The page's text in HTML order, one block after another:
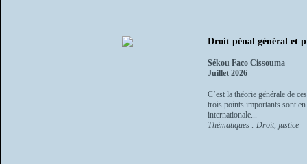
Droit pénal général et
Sékou Faco Cissouma
Juillet 2026
C’est la théorie générale de
trois points importants sont
internationale...
Thématiques : Droit, justice